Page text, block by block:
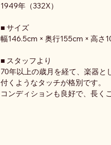
1949年（332X）
■ サイズ
幅146.5cm × 奥行155cm × 高さ
■ スタッフより
70年以上の歳月を経て、楽器と
付くようなタッチが格別です。
コンディションも良好で、長く